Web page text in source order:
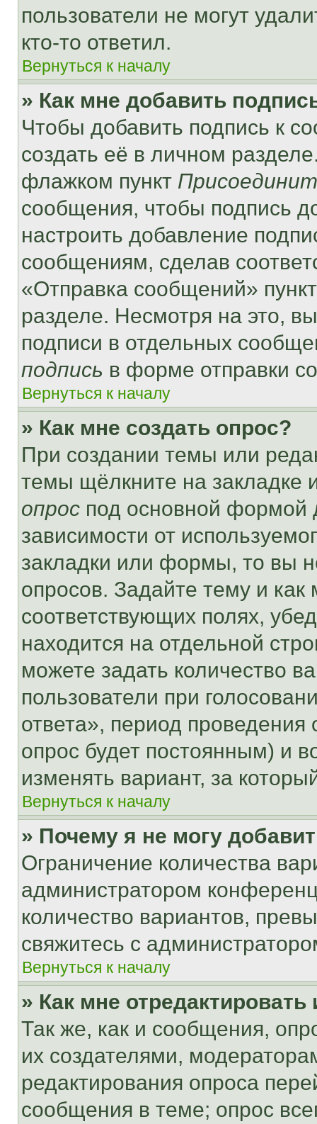
пользователи не могут
кто-то ответил.
Вернуться к началу
» Как мне добавить
Чтобы добавить подпись к
создать её в личном
флажком пункт
сообщения, чтобы подпись
настроить добавление
сообщениям, сделав
«Отправка сообщений»
разделе. Несмотря на это,
подписи в отдельных
подпись в форме отправки
Вернуться к началу
» Как мне создать опрос?
При создании темы или
темы щёлкните на
опрос под основной формой
зависимости от
закладки или формы, то вы
опросов. Задайте тему и
соответствующих полях,
находится на отдельной
можете задать количество
пользователи при
ответа», период проведения
опрос будет постоянным) и
изменять вариант, за
Вернуться к началу
» Почему я не могу
Ограничение количества
администратором
количество вариантов,
свяжитесь с
Вернуться к началу
» Как мне
Так же, как и сообщения,
их создателями,
редактирования опроса
сообщения в теме; опрос